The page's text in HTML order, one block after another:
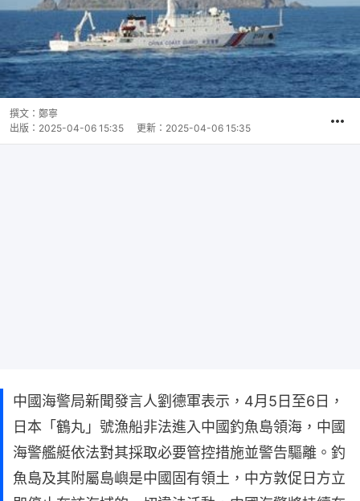
撰文： 鄭寧
出版： 2025-04-06 15:35 更新： 2025-04-06 15:35
中國海警局新聞發言人劉德軍表示，4月5日至6日，
日本「鶴丸」號漁船非法進入中國釣魚島領海，中國
海警艦艇依法對其採取必要管控措施並警告驅離。釣
魚島及其附屬島嶼是中國固有領土，中方敦促日方立